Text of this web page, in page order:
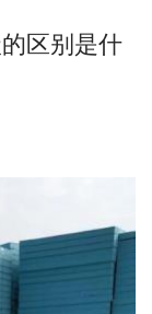
区别是什